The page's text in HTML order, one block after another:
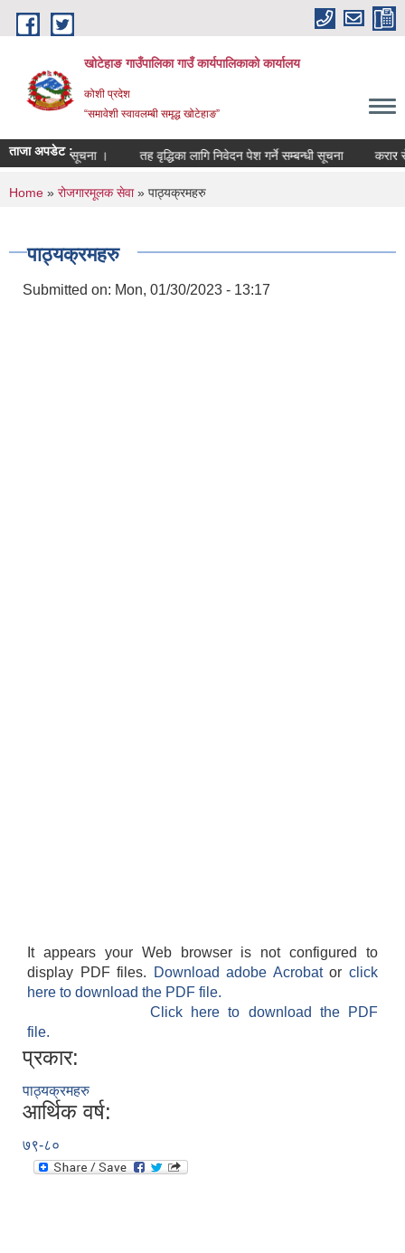
Skip to main content
खोटेहाङ गाउँपालिका गाउँ कार्यपालिकाको कार्यालय
कोशी प्रदेश
“समावेशी स्वावलम्बी समृद्ध खोटेहाङ”
ताजा अपडेट :
सम्बन्धी सूचना । तह वृद्धिका लागि निवेदन पेश गर्ने सम्बन्धी सूचना करार सेवा
You are here
Home » रोजगारमूलक सेवा» पाठ्यक्रमहरु
पाठ्यक्रमहरु
Submitted on: Mon, 01/30/2023 - 13:17
It appears your Web browser is not configured to
display PDF files.
Download adobe Acrobatorclick
here to download the PDF file.
Click here to download the PDF
file.
प्रकार:
पाठ्यक्रमहरु
आर्थिक वर्ष:
७९-८०